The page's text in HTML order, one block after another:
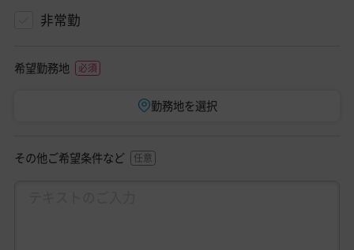
非常勤
希望勤務地
勤務地を選択
その他ご希望条件など